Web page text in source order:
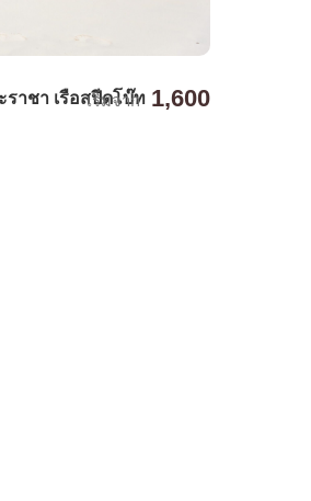
ราชา เรือสปีดโบ๊ท
เริ่มจาก 1,600